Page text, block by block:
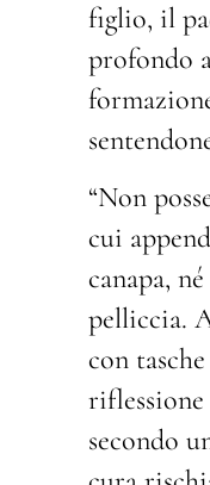
figlio, il
profondo
“Non
cui
canapa,
pelliccia.
con
riflessione
secondo